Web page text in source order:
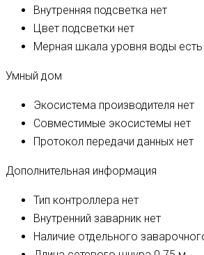
Внутренняя подсветка нет
Цвет подсветки нет
Мерная шкала уровня воды есть
Умный дом
Экосистема производителя нет
Совместимые экосистемы нет
Протокол передачи данных нет
Дополнительная информация
Тип контроллера нет
Внутренний заварник нет
Наличие отдельного